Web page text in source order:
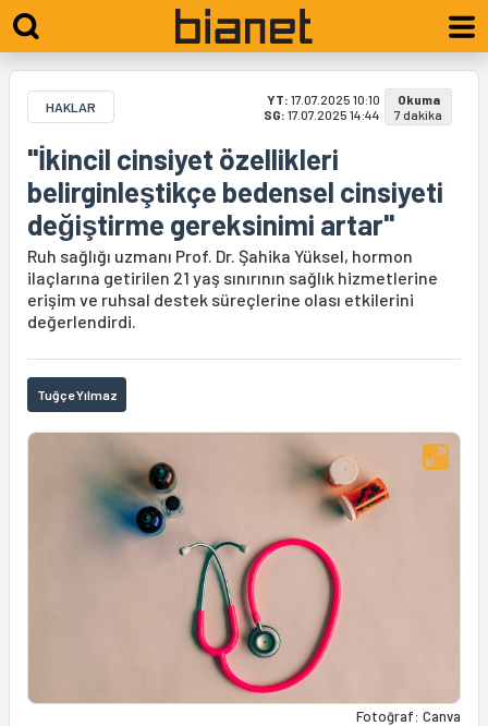
HAKLAR YT: 17.07.2025 10:10
SG: 17.07.2025 14:44
Okuma
7 dakika
"İkincil cinsiyet özellikleri
belirginleştikçe bedensel cinsiyeti
değiştirme gereksinimi artar"
Ruh sağlığı uzmanı Prof. Dr. Şahika Yüksel, hormon
ilaçlarına getirilen 21 yaş sınırının sağlık hizmetlerine
erişim ve ruhsal destek süreçlerine olası etkilerini
değerlendirdi.
Tuğçe Yılmaz
Fotoğraf: Canva